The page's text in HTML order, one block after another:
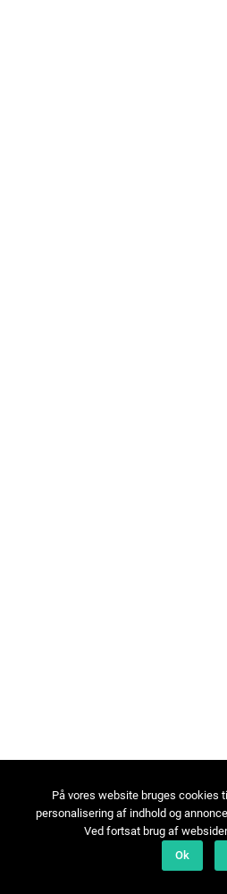
På vores website bruges cookies
personalisering af indhold og
Ved fortsat brug af
Ok